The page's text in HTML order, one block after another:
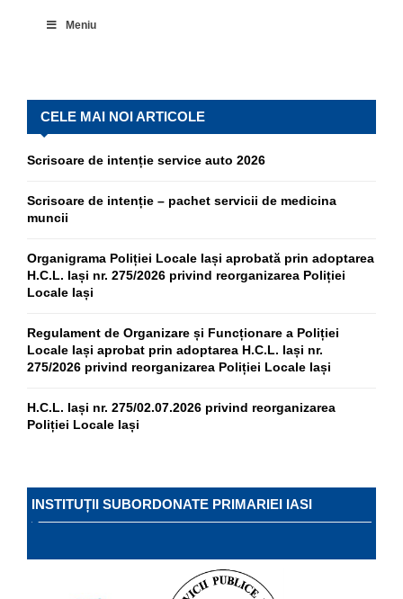
Meniu
CELE MAI NOI ARTICOLE
Scrisoare de intenție service auto 2026
Scrisoare de intenție – pachet servicii de medicina
muncii
Organigrama Poliției Locale Iași aprobată prin adoptarea
H.C.L. Iași nr. 275/2026 privind reorganizarea Poliției
Locale Iași
Regulament de Organizare și Funcționare a Poliției
Locale Iași aprobat prin adoptarea H.C.L. Iași nr.
275/2026 privind reorganizarea Poliției Locale Iași
H.C.L. Iași nr. 275/02.07.2026 privind reorganizarea
Poliției Locale Iași
INSTITUȚII SUBORDONATE PRIMARIEI IASI